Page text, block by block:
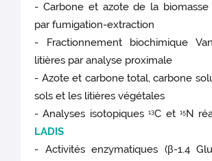
- Carbone et azote de la biomasse
par fumigation-extraction
- Fractionnement biochimique
litières par analyse proximale
- Azote et carbone total, carbone
sols et les litières végétales
- Analyses isotopiques13C et 15N
LADIS
- Activités enzymatiques (β-1.4